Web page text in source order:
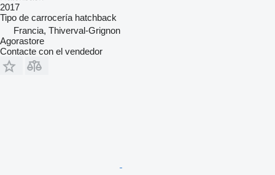
2017
Tipo de carrocería hatchback
Francia, Thiverval-Grignon
Agorastore
Contacte con el vendedor